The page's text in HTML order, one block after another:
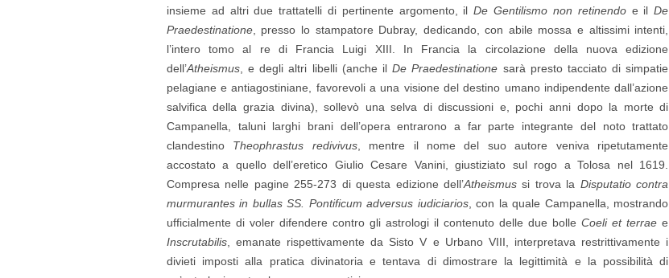
insieme ad altri due trattatelli di pertinente argomento, ilDe Gentilismo non retinendoe ilDe
Praedestinatione, presso lo stampatore Dubray, dedicando, con abile mossa e altissimi intenti,
l’intero tomo al re di Francia Luigi XIII. In Francia la circolazione della nuova edizione
dell’Atheismus, e degli altri libelli (anche ilDe Praedestinatione sarà presto tacciato di simpatie
pelagiane e antiagostiniane, favorevoli a una visione del destino umano indipendente dall’azione
salvifica della grazia divina), sollevò una selva di discussioni e, pochi anni dopo la morte di
Campanella, taluni larghi brani dell’opera entrarono a far parte integrante del noto trattato
clandestino Theophrastus redivivus, mentre il nome del suo autore veniva ripetutamente
accostato a quello dell’eretico Giulio Cesare Vanini, giustiziato sul rogo a Tolosa nel 1619.
Compresa nelle pagine 255-273 di questa edizione dell’Atheismus si trova la Disputatio contra
murmurantes in bullas SS. Pontificum adversus iudiciarios, con la quale Campanella, mostrando
ufficialmente di voler difendere contro gli astrologi il contenuto delle due bolleCoeli et terrae e
Inscrutabilis, emanate rispettivamente da Sisto V e Urbano VIII, interpretava restrittivamente i
divieti imposti alla pratica divinatoria e tentava di dimostrare la legittimità e la possibilità di